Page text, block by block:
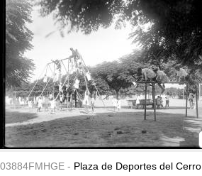
03884FMHGE - Plaza de Deportes del Cerro.